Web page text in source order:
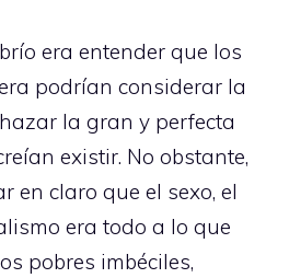
era entender que los
podrían considerar la
la gran y perfecta
existir. No obstante,
en claro que el sexo, el
era todo a lo que
pobres imbéciles,